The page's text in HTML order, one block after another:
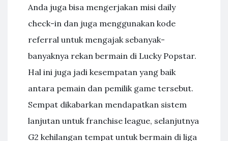
Anda juga bisa mengerjakan misi daily
check-in dan juga menggunakan kode
referral untuk mengajak sebanyak-
banyaknya rekan bermain di Lucky Popstar.
Hal ini juga jadi kesempatan yang baik
antara pemain dan pemilik game tersebut.
Sempat dikabarkan mendapatkan sistem
lanjutan untuk franchise league, selanjutnya
G2 kehilangan tempat untuk bermain di liga